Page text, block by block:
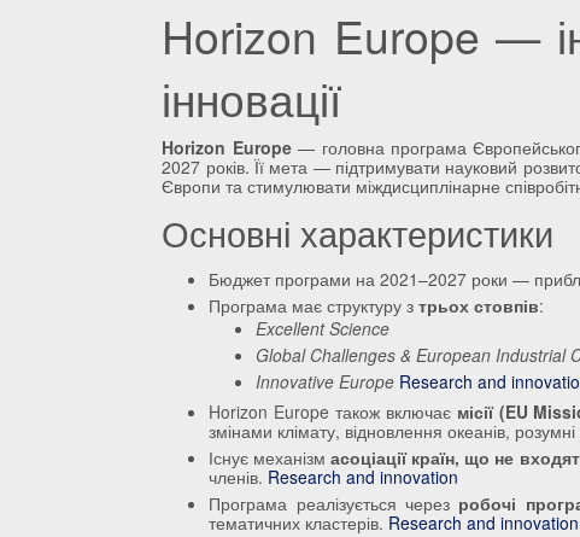
Horizon Europe —
інновації
Horizon Europe— головна програма
2027 років. Її мета — підтримувати науковий
Європи та стимулювати міждисциплінарне
Основні характеристики
Бюджет програми на 2021–2027 роки —
Програма має структуру зтрьох стовпів:
Excellent Science
Global Challenges & European Industrial
Innovative Europe Research and
Horizon Europe також включає місії (EU
змінами клімату, відновлення океанів,
Існує механізмасоціації країн, що не
членів. Research and innovation
Програма реалізується через робочі
тематичних кластерів. Research and